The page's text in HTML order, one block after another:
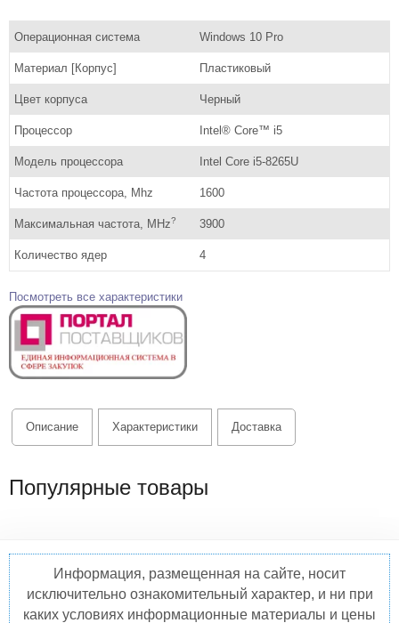
Операционная система Windows 10 Pro
Материал [Корпус] Пластиковый
Цвет корпуса Черный
Процессор Intel® Core™ i5
Модель процессора Intel Core i5-8265U
Частота процессора, Mhz 1600
Максимальная частота, MHz? 3900
Количество ядер 4
Посмотреть все характеристики
Описание Характеристики Доставка
Популярные товары
Информация, размещенная на сайте, носит
исключительно ознакомительный характер, и ни при
каких условиях информационные материалы и цены